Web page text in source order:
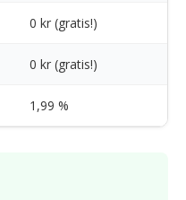
0 kr (gratis!)
0 kr (gratis!)
1,99 %